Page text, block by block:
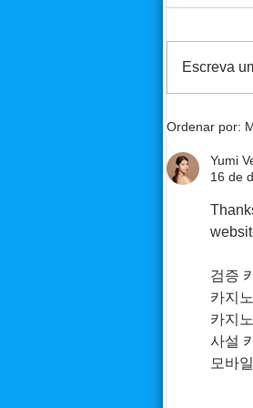
Palestra
Escreva
Ordenar por:
Yumi
16 de
검증
카지
카지
사설
모바